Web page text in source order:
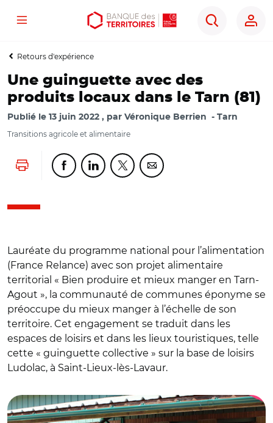
Aller
contenu
Aller
menu
Ouvrir
outils
Menu
Rechercher
Retours d'expérience
Une guinguette avec des
produits locaux dans le Tarn (81)
Publié le 13 juin 2022 par Véronique Berrien Tarn
Transitions agricole et alimentaire
Lancer l'impressionPartager cette page sur Facebook
Partager cette page sur Linkedin
Partager cette page sur Twitter
Partager cette page sur
Lauréate du programme national pour l’alimentation
(France Relance) avec son projet alimentaire
territorial « Bien produire et mieux manger en Tarn-
Agout », la communauté de communes éponyme se
préoccupe du mieux manger à l’échelle de son
territoire. Cet engagement se traduit dans les
espaces de loisirs et dans les lieux touristiques, telle
cette « guinguette collective » sur la base de loisirs
Ludolac, à Saint-Lieux-lès-Lavaur.